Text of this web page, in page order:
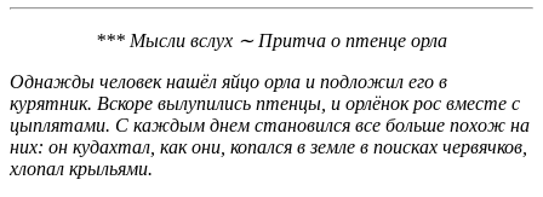
*** Мысли вслух ∼ Притча о птенце орла
Однажды человек нашёл яйцо орла и подложил его в
курятник. Вскоре вылупились птенцы, и орлёнок рос вместе с
цыплятами. С каждым днем становился все больше похож на
них: он кудахтал, как они, копался в земле в поисках червячков,
хлопал крыльями.